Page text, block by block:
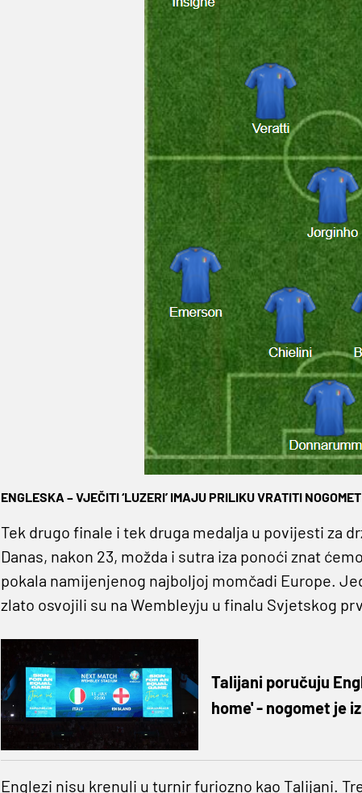
ENGLESKA – VJEČITI ‘LUZERI’ IMAJU PRILIKU VRATITI
Tek drugo finale i tek druga medalja u povijesti za
Danas, nakon 23, možda i sutra iza ponoći znat
pokala namijenjenog najboljoj momčadi Europe.
zlato osvojili su na Wembleyju u finalu Svjetskog
Talijani poručuju
home' - nogomet je
Englezi nisu krenuli u turnir furiozno kao Talijani.